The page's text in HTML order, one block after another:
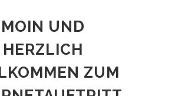
MOIN UND
HERZLICH
ZUM